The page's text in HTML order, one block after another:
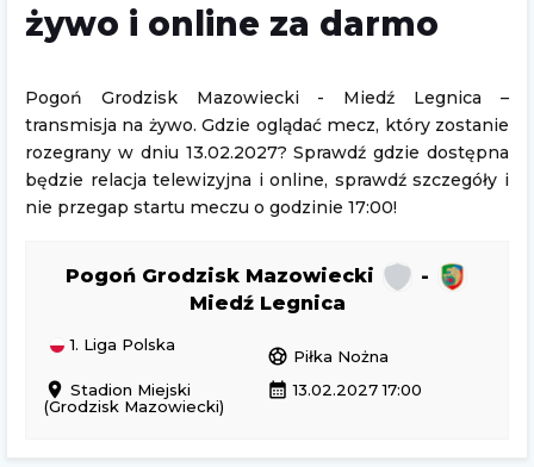
żywo i online za darmo
Pogoń Grodzisk Mazowiecki - Miedź Legnica –
transmisja na żywo. Gdzie oglądać mecz, który zostanie
rozegrany w dniu 13.02.2027? Sprawdź gdzie dostępna
będzie relacja telewizyjna i online, sprawdź szczegóły i
nie przegap startu meczu o godzinie 17:00!
Pogoń Grodzisk Mazowiecki
-
Miedź Legnica
1. Liga Polska
sports_soccer Piłka Nożna
location_on Stadion Miejski
(Grodzisk Mazowiecki)
calendar_month 13.02.2027 17:00